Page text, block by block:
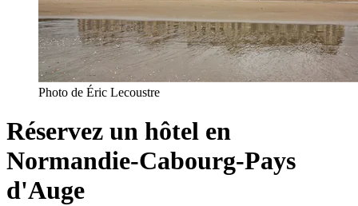
Photo de Éric Lecoustre
Réservez un hôtel en
Normandie-Cabourg-Pays
d'Auge